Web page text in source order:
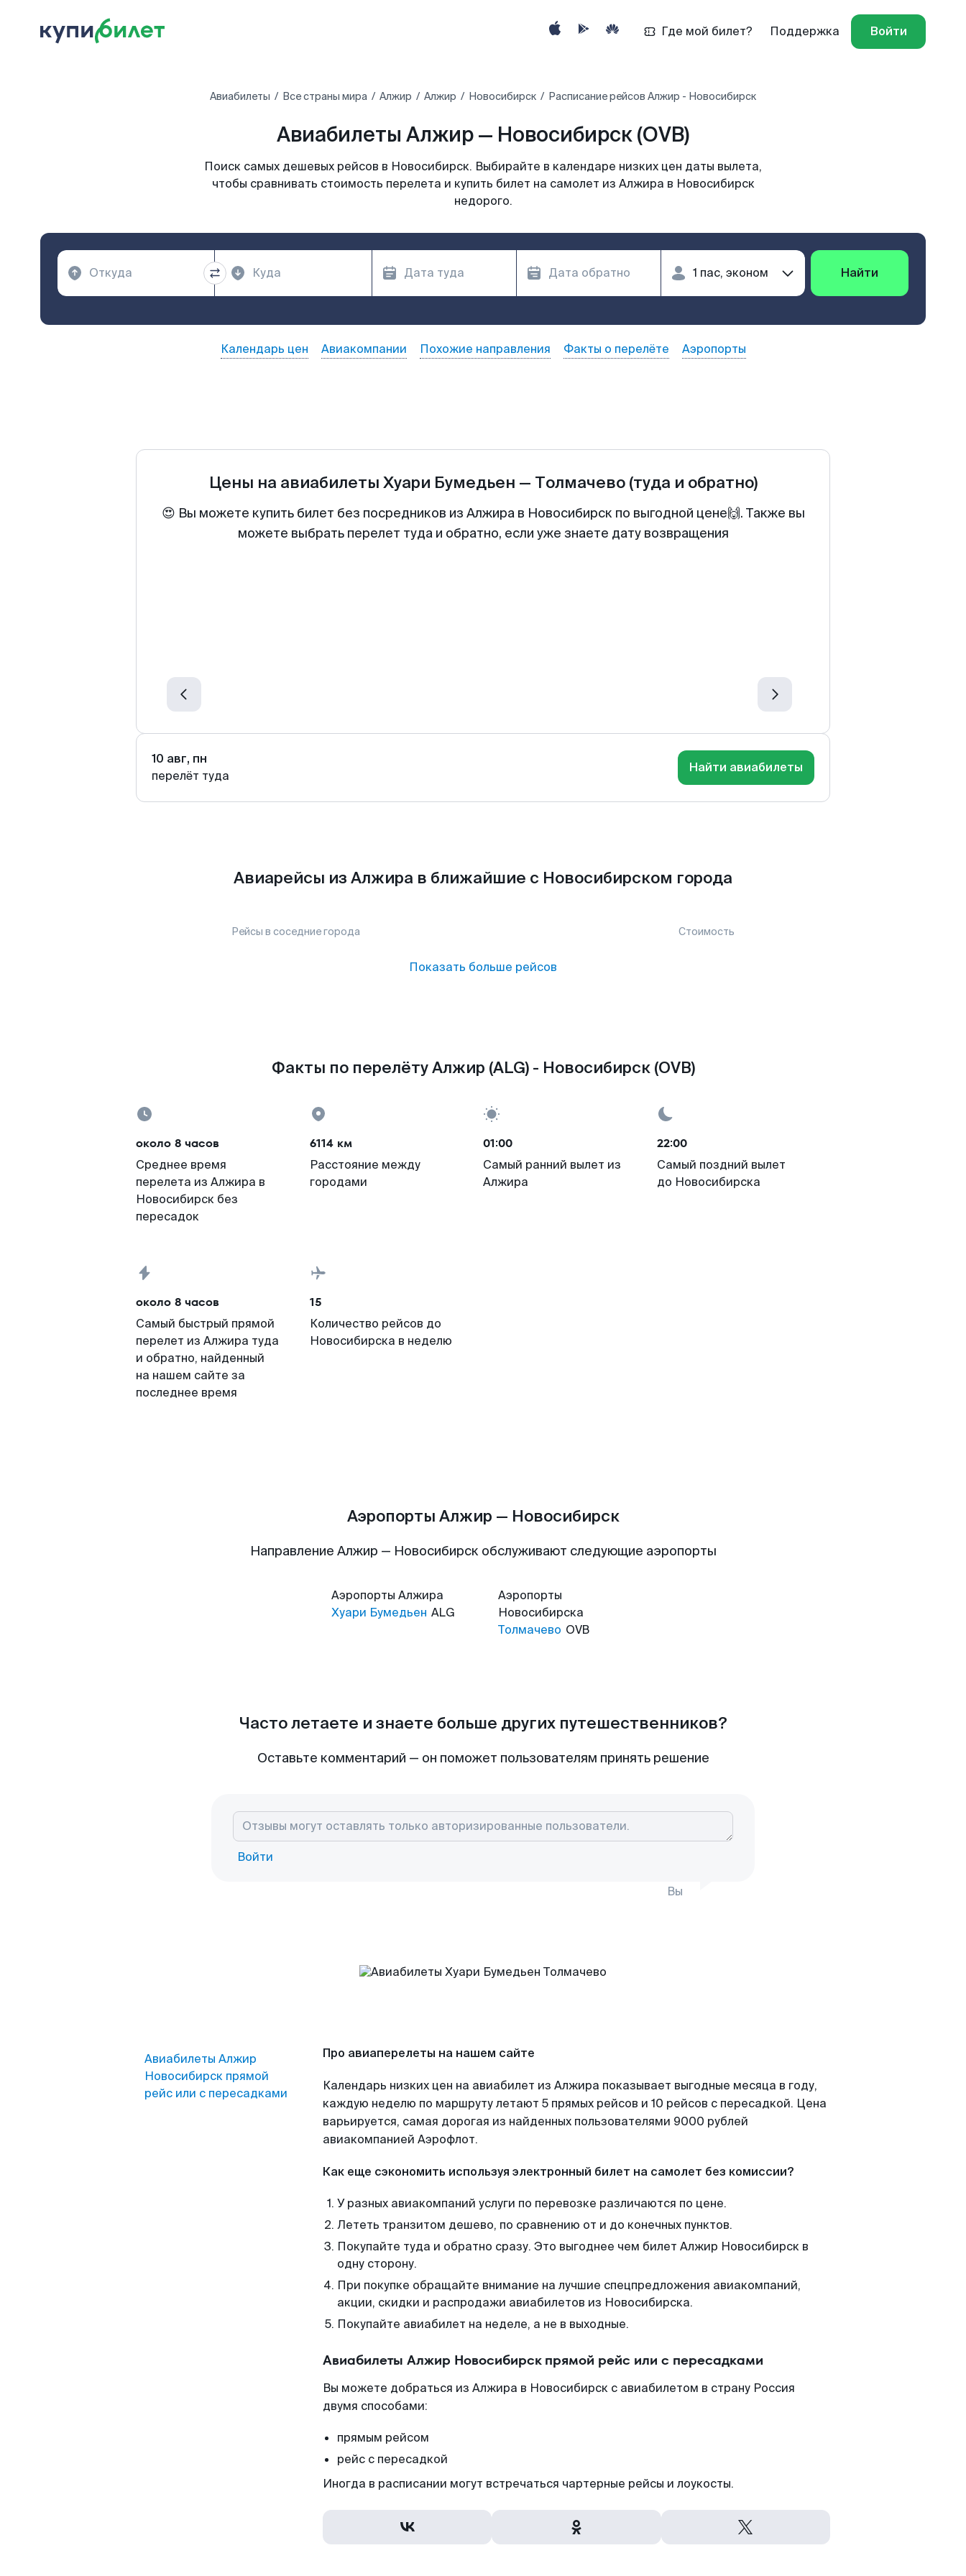
Где мой билет? Поддержка Войти
Авиабилеты Все страны мира Алжир‎ Алжир Новосибирск Расписание рейсов Алжир - Новосибирск
Авиабилеты Алжир — Новосибирск (OVB)
Поиск самых дешевых рейсов в Новосибирск. Выбирайте в календаре низких цен даты вылета,
чтобы сравнивать стоимость перелета и купить билет на самолет из Алжира в Новосибирск
недорого.
Найти
Календарь цен Авиакомпании Похожие направления Факты о перелёте Аэропорты
Цены на авиабилеты Хуари Бумедьен — Толмачево (туда и обратно)
😍 Вы можете купить билет без посредников из Алжира в Новосибирск по выгодной цене🙌. Также вы
можете выбрать перелет туда и обратно, если уже знаете дату возвращения
10 авг, пн
перелёт туда
Найти авиабилеты
Авиарейсы из Алжира в ближайшие с Новосибирском города
Рейсы в соседние города Стоимость
Показать больше рейсов
Факты по перелёту Алжир (ALG) - Новосибирск (OVB)
около 8 часов
Среднее время
перелета из Алжира в
Новосибирск без
пересадок
6114 км
Расстояние между
городами
01:00
Самый ранний вылет из
Алжира
22:00
Самый поздний вылет
до Новосибирска
около 8 часов
Самый быстрый прямой
перелет из Алжира туда
и обратно, найденный
на нашем сайте за
последнее время
15
Количество рейсов до
Новосибирска в неделю
Аэропорты Алжир — Новосибирск
Направление Алжир — Новосибирск обслуживают следующие аэропорты
Аэропорты Алжира
Хуари Бумедьен ALG
Аэропорты
Новосибирска
Толмачево OVB
Часто летаете и знаете больше других путешественников?
Оставьте комментарий — он поможет пользователям принять решение
Войти
Вы
Авиабилеты Алжир
Новосибирск прямой
рейс или с пересадками
Про авиаперелеты на нашем сайте
Календарь низких цен на авиабилет из Алжира показывает выгодные месяца в году,
каждую неделю по маршруту летают 5 прямых рейсов и 10 рейсов с пересадкой. Цена
варьируется, самая дорогая из найденных пользователями 9000 рублей
авиакомпанией Аэрофлот.
Как еще сэкономить используя электронный билет на самолет без комиссии?
У разных авиакомпаний услуги по перевозке различаются по цене.
Лететь транзитом дешево, по сравнению от и до конечных пунктов.
Покупайте туда и обратно сразу. Это выгоднее чем билет Алжир Новосибирск в
одну сторону.
При покупке обращайте внимание на лучшие спецпредложения авиакомпаний,
акции, скидки и распродажи авиабилетов из Новосибирска.
Покупайте авиабилет на неделе, а не в выходные.
Авиабилеты Алжир Новосибирск прямой рейс или с пересадками
Вы можете добраться из Алжира в Новосибирск с авиабилетом в страну Россия
двумя способами:
прямым рейсом
рейс с пересадкой
Иногда в расписании могут встречаться чартерные рейсы и лоукосты.